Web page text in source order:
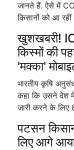
जानते हैं. ऐसे में
किसानों को आ
खुशखबरी!
किस्मों की
'मक्का'
भारतीय कृषि
कहा कि उसने देश में
जारी करने के
पटसन
लिए आगे